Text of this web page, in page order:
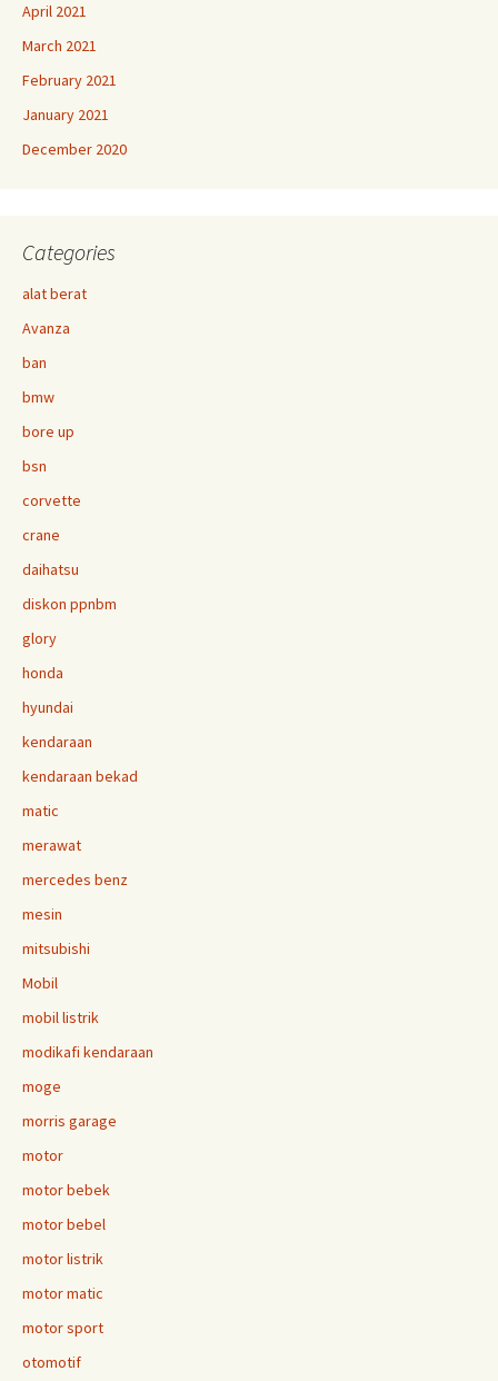
April 2021
March 2021
February 2021
January 2021
December 2020
Categories
alat berat
Avanza
ban
bmw
bore up
bsn
corvette
crane
daihatsu
diskon ppnbm
glory
honda
hyundai
kendaraan
kendaraan bekad
matic
merawat
mercedes benz
mesin
mitsubishi
Mobil
mobil listrik
modikafi kendaraan
moge
morris garage
motor
motor bebek
motor bebel
motor listrik
motor matic
motor sport
otomotif